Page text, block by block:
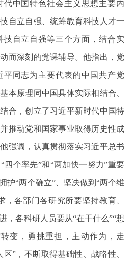
中国特色社会主义思想主要内
自立自强、统筹教育科技人才一
技自立自强等三个方面，结合实
而深刻的党课辅导。他指出，党
平同志为主要代表的中国共产党
本原理同中国具体实际相结合、
合，创立了习近平新时代中国特
推动党和国家事业取得历史性成
强调，认真贯彻落实习近平总书
四个率先”和“两加快一努力”重要
护“两个确立”、坚决做到“两个维
，各部门各研究所要坚持教育、
，各科研人员要从“在干什么”“想
变，勇挑重担，主动作为，走
区”，不断取得基础性、战略性、